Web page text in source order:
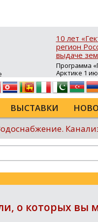
10 лет
регион
выдаче
Программа
Арктике 1
10 лет в ДФО
время она
для
сельского
программы
России...
ВЫСТАВКИ
о которых вы